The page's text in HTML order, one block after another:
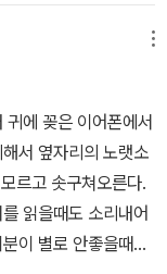
니까 검사로서의 힘
핵이 헌재에서 기
가 없다고 판결을 했
다. 달걀을 마는 것처
뽑은 대가 치고는 너
가 제대로 이뤄지기
가혹행위로 훈련병
이슈가 아니다. 또
루체른 페스티벌 오
을 맡았다. 아바도
러의 교향곡 2번 <부
향곡의 대장정을 펼
크 현악 4중주단과
라의 진용은 흡사'클
했다. 사실 이는 70년
트라의 부활이기도
시작으로, 2004년 5
에 꽂은 이어폰에서
서 옆자리의 노랫소
르고 솟구쳐오른다.
읽을때도 소리내어
이 별로 안좋을때는